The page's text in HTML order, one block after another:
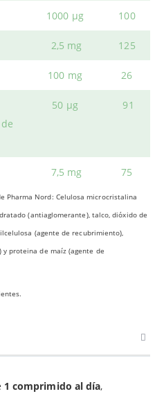
1000 μg 100
2,5 mg 125
100 mg 26
50 μg 91
7,5 mg 75
Pharma Nord: Celulosa microcristalina
(antiaglomerante), talco, dióxido de
(agente de recubrimiento),
proteina de maíz (agente de
1 comprimido al día,